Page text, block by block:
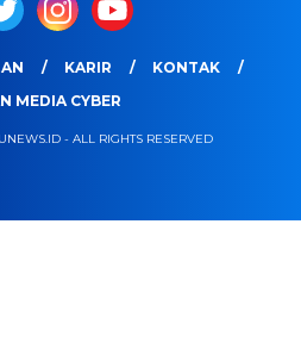
KARIR
KONTAK
MEDIA CYBER
- ALL RIGHTS RESERVED